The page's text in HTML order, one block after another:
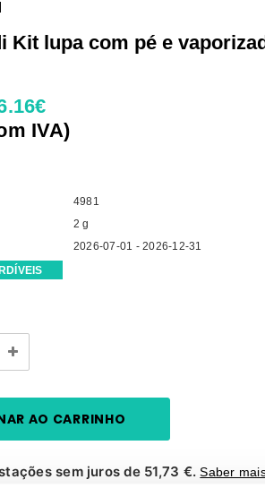
Kit lupa com pé e
IVA)
4981
2 g
2026-07-01 - 2026-12-31
INCREASE
QUANTITY:
sem juros de 51,73 €. Saber